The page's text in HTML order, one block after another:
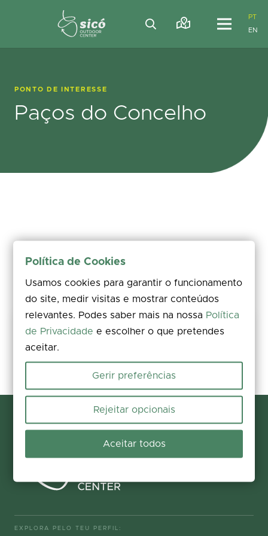
PT
EN
PONTO DE INTERESSE
Paços do Concelho
Partilha a tua experiência
Avalia, deixa um comentário e acrescenta fotos. A tua opinião
EXPLORA PELO TEU PERFIL:
Política de Cookies
Usamos cookies para garantir o funcionamento
do site, medir visitas e mostrar conteúdos
relevantes. Podes saber mais na nossa Política
de Privacidade e escolher o que pretendes
aceitar.
Gerir preferências
Rejeitar opcionais
Aceitar todos